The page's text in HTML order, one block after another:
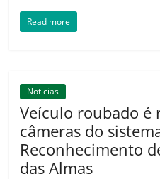
Read more
Noticias
Veículo roubado é
câmeras do
Reconhecimento
das Almas